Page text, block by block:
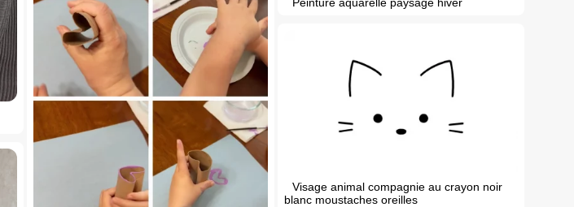
Visage animal compagnie au crayon noir
blanc moustaches oreilles